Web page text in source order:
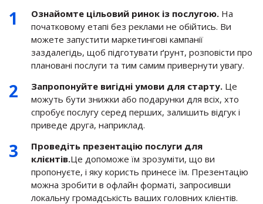
Ознайомте цільовий ринок із послугою. На
початковому етапі без реклами не обійтись. Ви
можете запустити маркетингові кампанії
заздалегідь, щоб підготувати ґрунт, розповісти про
плановані послуги та тим самим привернути увагу.
Запропонуйте вигідні умови для старту. Це
можуть бути знижки або подарунки для всіх, хто
спробує послугу серед перших, залишить відгук і
приведе друга, наприклад.
Проведіть презентацію послуги для
клієнтів.Це допоможе їм зрозуміти, що ви
пропонуєте, і яку користь принесе їм. Презентацію
можна зробити в офлайн форматі, запросивши
локальну громадськість ваших головних клієнтів.